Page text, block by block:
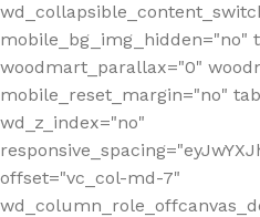
mobile_bg_img_hidden="no"
woodmart_parallax="0"
mobile_reset_margin="no"
wd_z_index="no"
offset="vc_col-md-7"